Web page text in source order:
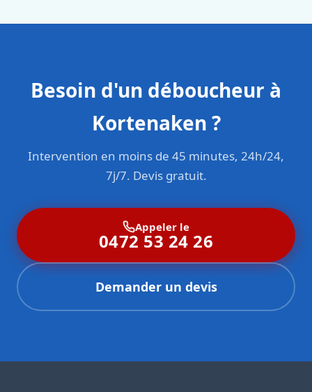
Besoin d'un déboucheur à
Kortenaken ?
Intervention en moins de 45 minutes, 24h/24,
7j/7. Devis gratuit.
Appeler le
0472 53 24 26
Demander un devis